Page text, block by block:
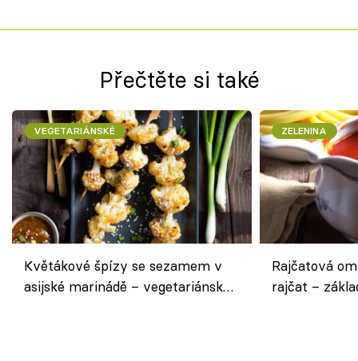
Přečtěte si také
VEGETARIÁNSKÉ
Květákové špízy se sezamem v
asijské marinádě – vegetariánská
ZELENINA
Rajčatová
rajčat –